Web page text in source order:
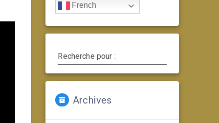
French
Recherche pour :
Archives